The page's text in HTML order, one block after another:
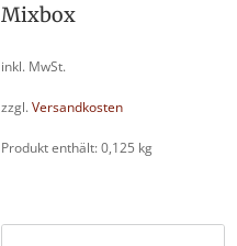
Mixbox
inkl. MwSt.
zzgl. Versandkosten
Produkt enthält: 0,125 kg